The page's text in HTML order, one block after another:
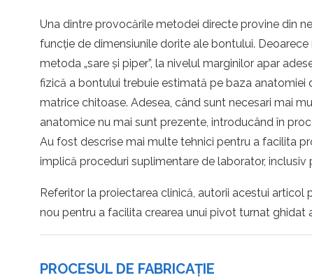
Una dintre provocările metodei directe provine din
funcție de dimensiunile dorite ale bontului.
metoda „sare și piper”, la nivelul marginilor apar
fizică a bontului trebuie estimată pe baza anatomiei
matrice chitoase. Adesea, când sunt necesari mai
anatomice nu mai sunt prezente, introducând în
Au fost descrise mai multe tehnici pentru a facilita
implică proceduri suplimentare de laborator,
Referitor la proiectarea clinică, autorii acestui
nou pentru a facilita crearea unui pivot turnat ghidat
PROCESUL DE FABRICAȚIE